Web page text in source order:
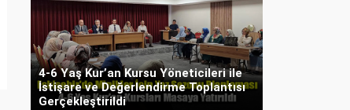
4-6 Yaş Kur’an Kursu Yöneticileri ile
İstişare ve Değerlendirme Toplantısı
Gerçekleştirildi